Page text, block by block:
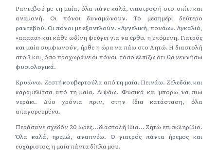
Ραντεβού με τη μαία, όλα πάνε καλά, επιστροφή στο σπίτι και
αναμονή. Οι πόνοι δυναμώνουν. Το μεσημέρι δεύτερο
ραντεβού. Οι πόνοι με εξαντλούν. «Αγγελική, πονάω». Αγκαλιά,
«ααααα» και κάθε ωδίνη φεύγει για να έρθει η επόμενη. Γιατρός
και μαία συμφωνούν, ήρθε η ώρα να πάω στο Λητώ. Η διαστολή
στο 3 και, όσο προχωράνε οι πόνοι, τόσο ελπίζω ότι θα γεννήσω
φυσιολογικά.
Κρυώνω. Ζεστή κουβερτούλα από τη μαία. Πεινάω. Ζελεδάκι και
καραμελίτσα από τη μαία. Διψάω. Φυσικά και μπορώ να πιω
νεράκι. Δύο χρόνια πριν, στην ίδια κατάσταση, όλα
απαγορευμένα.
Περάσανε σχεδόν 20 ώρες… διαστολή ίδια… Ζητώ επισκληρίδιο.
Όλα καλά, ηρεμώ, αναπνέω. Ο γιατρός πάντα ήρεμος και
ευχάριστος, η μαία πάντα δίπλα μου.